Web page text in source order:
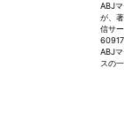
ABJ
が、
信サ
ABJ
スの